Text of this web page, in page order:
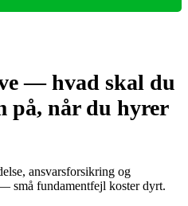
— hvad skal du
på, når du hyrer
ansvarsforsikring og
små fundamentfejl koster dyrt.